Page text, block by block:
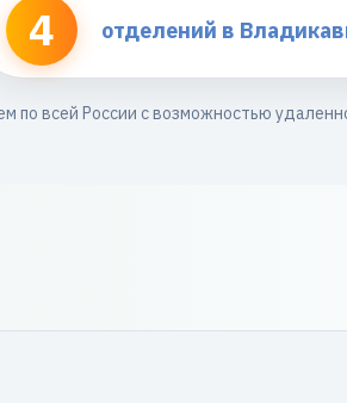
4 отделений в
по всей России с возможностью